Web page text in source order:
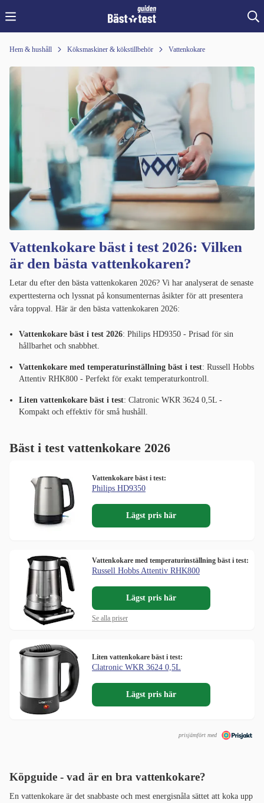
Hem & hushåll Köksmaskiner & kökstillbehör Vattenkokare
Vattenkokare bäst i test 2026: Vilken
är den bästa vattenkokaren?
Letar du efter den bästa vattenkokaren 2026? Vi har analyserat de senaste
experttesterna och lyssnat på konsumenternas åsikter för att presentera
våra toppval. Här är den bästa vattenkokaren 2026:
Vattenkokare bäst i test 2026: Philips HD9350 - Prisad för sin
hållbarhet och snabbhet.
Vattenkokare med temperaturinställning bäst i test: Russell Hobbs
Attentiv RHK800 - Perfekt för exakt temperaturkontroll.
Liten vattenkokare bäst i test: Clatronic WKR 3624 0,5L -
Kompakt och effektiv för små hushåll.
Bäst i test vattenkokare 2026
Vattenkokare bäst i test:
Philips HD9350
Lägst pris här
Vattenkokare med temperaturinställning bäst i test:
Russell Hobbs Attentiv RHK800
Lägst pris här
Se alla priser
Liten vattenkokare bäst i test:
Clatronic WKR 3624 0,5L
Lägst pris här
prisjämfört med
Köpguide - vad är en bra vattenkokare?
En vattenkokare är det snabbaste och mest energisnåla sättet att koka upp